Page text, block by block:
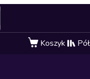
Koszyk